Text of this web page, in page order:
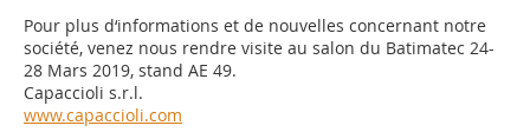
Pour plus d‘informations et de nouvelles concernant notre
société, venez nous rendre visite au salon du Batimatec 24-
28 Mars 2019, stand AE 49.
Capaccioli s.r.l.
www.capaccioli.com